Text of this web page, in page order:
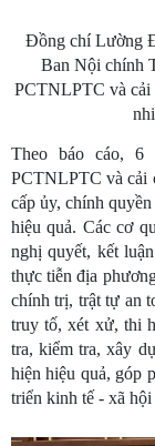
Đồng chí Lường
Ban Nội chính
PCTNLPTC và cải
Theo báo cáo, 6
PCTNLPTC và cải
cấp ủy, chính
hiệu quả. Các cơ
nghị quyết, kết
thực tiễn địa
chính trị, trật tự an
truy tố, xét xử, thi
tra, kiểm tra, xây
hiện hiệu quả, góp
triển kinh tế - xã hội